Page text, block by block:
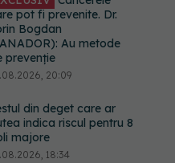
din deget care ar
indica riscul pentru 8
majore
18:34
colesterolul. Cine
mai expus
17:22